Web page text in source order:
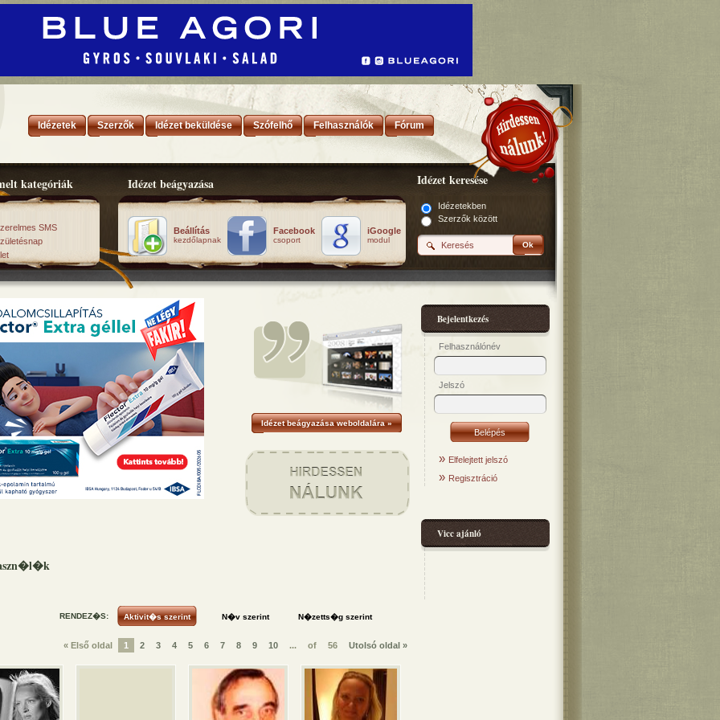
Idézetek Szerzők Idézet beküldése Szófelhő Felhasználók Fórum
kategóriák
SMS
Idézet beágyazása
Beállítás
kezdőlapnak
Facebook
csoport
iGoogle
modul
Idézet keresése
Idézetekben
Szerzők között
Ok
Idézet beágyazása weboldalára »
RENDEZ�S:
« Első oldal 1 2 3 4 5 6 7 8 9 10 ... of 56 Utolsó oldal »
Bejelentkezés
Felhasználónév
Jelszó
» Elfelejtett jelszó
» Regisztráció
Vicc ajánló